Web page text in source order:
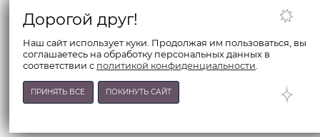
Дорогой друг!
Наш сайт использует куки. Продолжая им пользоваться, вы
соглашаетесь на обработку персональных данных в
соответствии с политикой конфиденциальности.
ПРИНЯТЬ ВСЕ ПОКИНУТЬ САЙТ